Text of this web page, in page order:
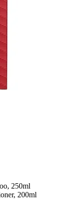
250ml
200ml